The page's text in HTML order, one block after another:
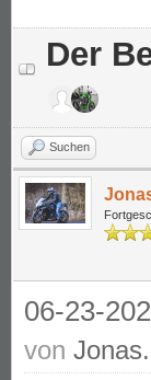
Der
Suchen
06-23-
von